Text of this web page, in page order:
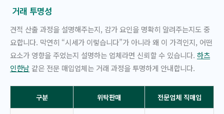
거래 투명성
견적 산출 과정을 설명해주는지, 감가 요인을 명확히 알려주는지도 중
요합니다. 막연히 “시세가 이렇습니다”가 아니라 왜 이 가격인지, 어떤
요소가 영향을 주었는지 설명하는 업체라면 신뢰할 수 있습니다. 하츠
인한남 같은 전문 매입업체는 거래 과정을 투명하게 안내합니다.
구분 위탁판매 전문업체 직매입